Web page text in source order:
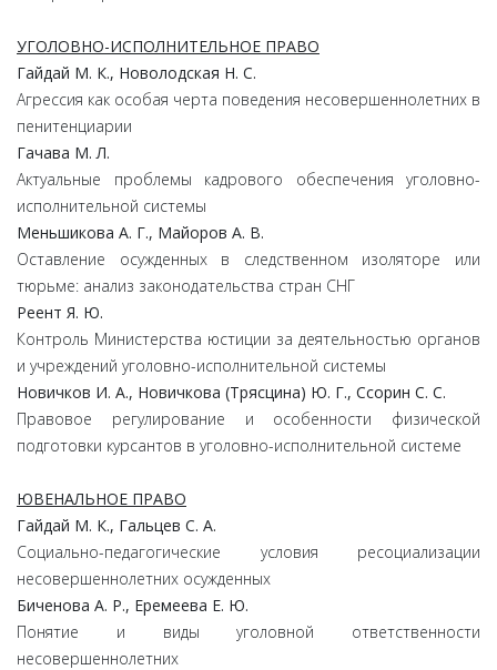
УГОЛОВНО-ИСПОЛНИТЕЛЬНОЕ ПРАВО
Гайдай М. К., Новолодская Н. С.
Агрессия как особая черта поведения несовершеннолетних в
пенитенциарии
Гачава М. Л.
Актуальные проблемы кадрового обеспечения уголовно-
исполнительной системы
Меньшикова А. Г., Майоров А. В.
Оставление осужденных в следственном изоляторе или
тюрьме: анализ законодательства стран СНГ
Реент Я. Ю.
Контроль Министерства юстиции за деятельностью органов
и учреждений уголовно-исполнительной системы
Новичков И. А., Новичкова (Трясцина) Ю. Г., Ссорин С. С.
Правовое регулирование и особенности физической
подготовки курсантов в уголовно-исполнительной системе
ЮВЕНАЛЬНОЕ ПРАВО
Гайдай М. К., Гальцев С. А.
Социально-педагогические условия ресоциализации
несовершеннолетних осужденных
Биченова А. Р., Еремеева Е. Ю.
Понятие и виды уголовной ответственности
несовершеннолетних